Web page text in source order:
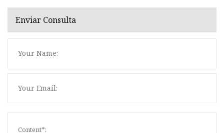
Enviar Consulta